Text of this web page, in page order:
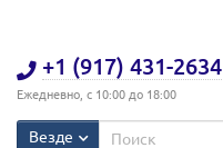
+1 (917) 431-2634
Ежедневно, с 10:00 до 18:00
Везде